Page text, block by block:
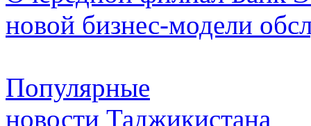
новой бизнес-модели
Популярные
новости Таджикистана